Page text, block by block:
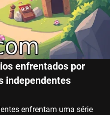
enfrentados por
independentes
enfrentam uma série